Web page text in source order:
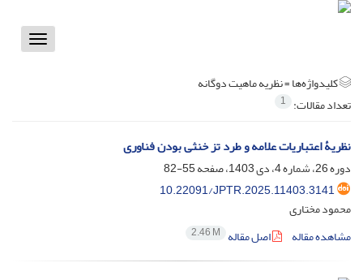
Toggle
کلیدواژه‌ها =نظریه ماهیت دوگانه
تعداد مقالات: 1
نظریۀ اعتباریات علامه و طرد تز خنثی بودن فناوری
دوره 26، شماره 4، دی 1403، صفحه
55-82
10.22091/JPTR.2025.11403.3141
محمود مختاری
مشاهده مقاله
اصل مقاله 2.46 M